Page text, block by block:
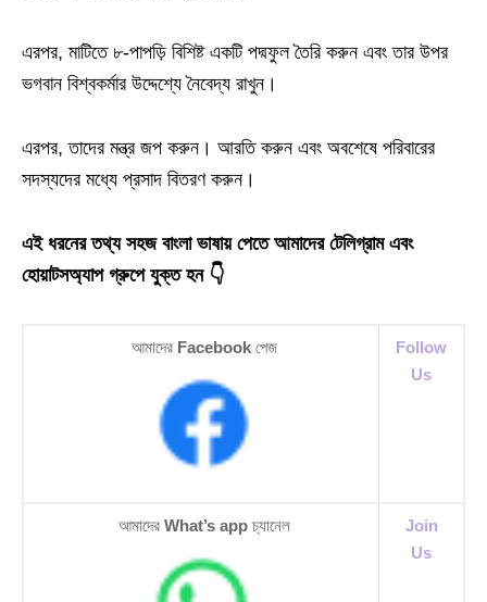
এরপর, মাটিতে ৮-পাপড়ি বিশিষ্ট একটি পদ্মফুল তৈরি করুন এবং তার উপর
ভগবান বিশ্বকর্মার উদ্দেশ্যে নৈবেদ্য রাখুন।
এরপর, তাদের মন্ত্র জপ করুন। আরতি করুন এবং অবশেষে পরিবারের
সদস্যদের মধ্যে প্রসাদ বিতরণ করুন।
এই ধরনের তথ্য সহজ বাংলা ভাষায় পেতে আমাদের টেলিগ্রাম এবং
হোয়াটসঅ্যাপ গ্রুপে যুক্ত হন 👇
আমাদের Facebook পেজ
Follow
Us
আমাদের What’s app চ্যানেল
Join
Us